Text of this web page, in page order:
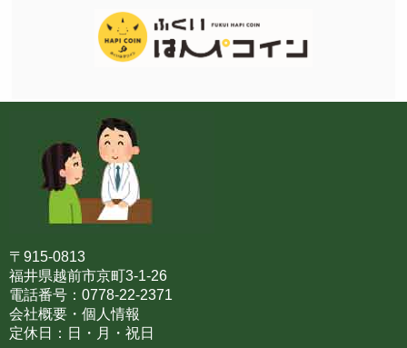
〒915-0813
福井県越前市京町3-1-26
電話番号：0778-22-2371
会社概要・個人情報
定休日：日・月・祝日